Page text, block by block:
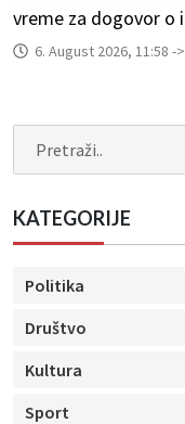
vreme za dogovor o
6. August 2026, 11:58 -
KATEGORIJE
Politika
Društvo
Kultura
Sport